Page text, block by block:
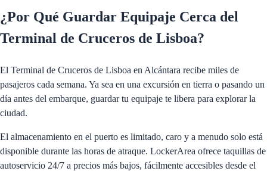
¿Por Qué Guardar Equipaje Cerca del
Terminal de Cruceros de Lisboa?
El Terminal de Cruceros de Lisboa en Alcántara recibe miles de
pasajeros cada semana. Ya sea en una excursión en tierra o pasando un
día antes del embarque, guardar tu equipaje te libera para explorar la
ciudad.
El almacenamiento en el puerto es limitado, caro y a menudo solo está
disponible durante las horas de atraque. LockerArea ofrece taquillas de
autoservicio 24/7 a precios más bajos, fácilmente accesibles desde el